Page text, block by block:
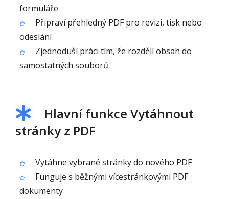
formuláře
Připraví přehledný PDF pro revizi, tisk nebo
odeslání
Zjednoduší práci tím, že rozdělí obsah do
samostatných souborů
Hlavní funkce Vytáhnout
stránky z PDF
Vytáhne vybrané stránky do nového PDF
Funguje s běžnými vícestránkovými PDF
dokumenty